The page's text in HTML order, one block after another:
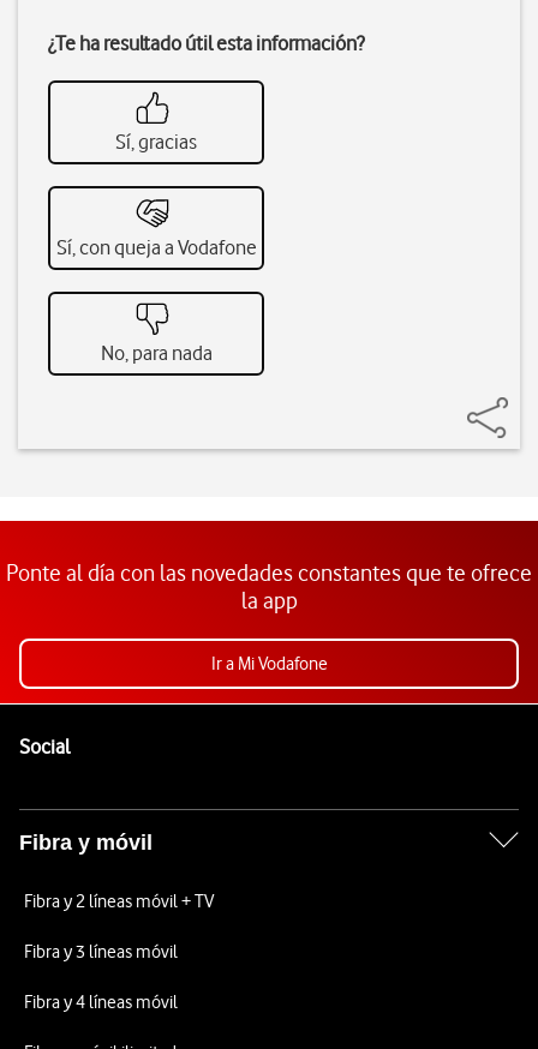
¿Te ha resultado útil esta información?
Sí, gracias
Sí, con queja a Vodafone
No, para nada
Ponte al día con las novedades constantes que te ofrece
la app
Ir a Mi Vodafone
SocialEnlaces a las redes sociales de Vodafone
Fibra y móvil
Fibra y 2 líneas móvil + TV
Fibra y 3 líneas móvil
Fibra y 4 líneas móvil